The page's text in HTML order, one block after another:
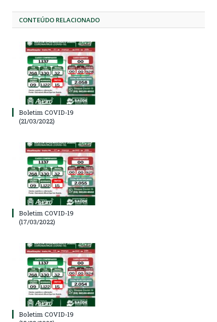
CONTEÚDO RELACIONADO
Boletim COVID-19
(21/03/2022)
Boletim COVID-19
(17/03/2022)
Boletim COVID-19